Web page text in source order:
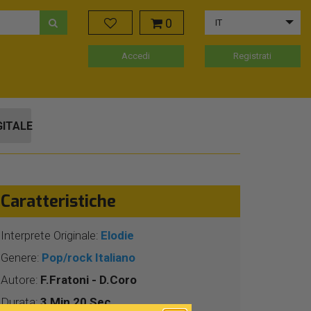
0 IT
Accedi Registrati
Caratteristiche
Interprete Originale: Elodie
Genere: Pop/rock Italiano
Autore: F.Fratoni - D.Coro
Durata:3 Min 20 Sec